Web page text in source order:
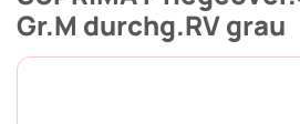
Gr.M durchg.RV grau